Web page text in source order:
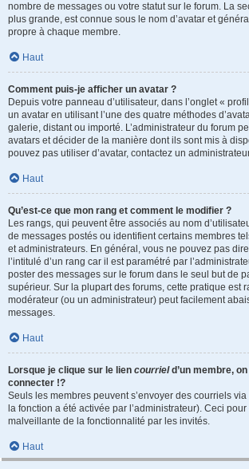
nombre de messages ou votre statut sur le forum. La
plus grande, est connue sous le nom d’avatar et
propre à chaque membre.
Haut
Comment puis-je afficher un avatar ?
Depuis votre panneau d’utilisateur, dans l’onglet «
un avatar en utilisant l’une des quatre méthodes
galerie, distant ou importé. L’administrateur du forum
avatars et décider de la manière dont ils sont mis à
pouvez pas utiliser d’avatar, contactez un
Haut
Qu’est-ce que mon rang et comment le modifier ?
Les rangs, qui peuvent être associés au nom
de messages postés ou identifient certains membres
et administrateurs. En général, vous ne pouvez pas
l’intitulé d’un rang car il est paramétré par
poster des messages sur le forum dans le seul but de
supérieur. Sur la plupart des forums, cette pratique est
modérateur (ou un administrateur) peut facilement
messages.
Haut
Lorsque je clique sur le lien courrield’un membre,
connecter !?
Seuls les membres peuvent s’envoyer des courriels
la fonction a été activée par l’administrateur). Ceci
malveillante de la fonctionnalité par les invités.
Haut